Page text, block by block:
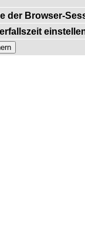
der Browser-